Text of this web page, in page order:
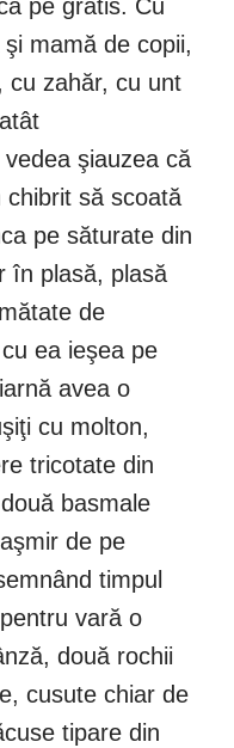
pe gratis. Cu
mamă de copii,
cu zahăr, cu unt
şiauzea că
chibrit să scoată
pe săturate din
în plasă, plasă
de
ea ieşea pe
avea o
cu molton,
tricotate din
basmale
de pe
timpul
vară o
două rochii
cusute chiar de
tipare din